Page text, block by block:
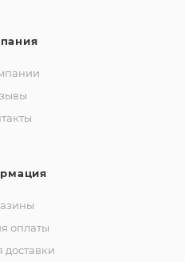
оплаты
доставки